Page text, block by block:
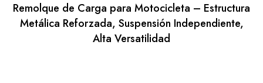
Remolque de Carga para Motocicleta – Estructura
Metálica Reforzada, Suspensión Independiente,
Alta Versatilidad